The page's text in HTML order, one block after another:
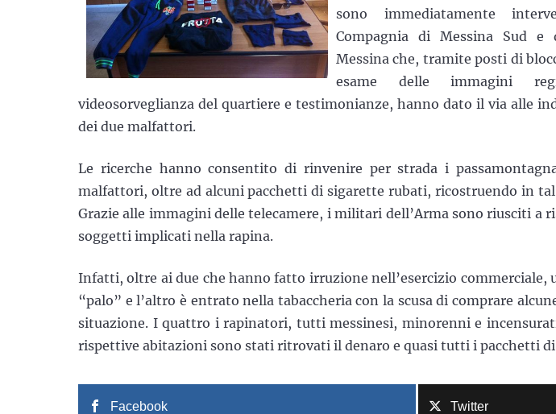
sono immediatamente
Compagnia di Messina Sud e
Messina che, tramite posti di
esame delle immagini
videosorveglianza del quartiere e testimonianze, hanno dato il via alle
dei due malfattori.
Le ricerche hanno consentito di rinvenire per strada i
malfattori, oltre ad alcuni pacchetti di sigarette rubati, ricostruendo in
Grazie alle immagini delle telecamere, i militari dell’Arma sono riusciti a
soggetti implicati nella rapina.
Infatti, oltre ai due che hanno fatto irruzione nell’esercizio commerciale,
“palo” e l’altro è entrato nella tabaccheria con la scusa di comprare
situazione. I quattro i rapinatori, tutti messinesi, minorenni e
rispettive abitazioni sono stati ritrovati il denaro e quasi tutti i pacchetti
Facebook Twitter